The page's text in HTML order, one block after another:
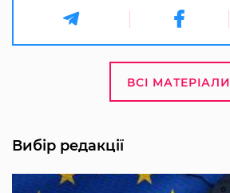
ВСІ МАТЕРІАЛИ
Вибір редакції